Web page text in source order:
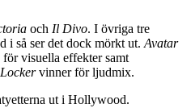
och Il Divo. I övriga tre
i så ser det dock mörkt ut. Avatar
för visuella effekter samt
vinner för ljudmix.
ut i Hollywood.